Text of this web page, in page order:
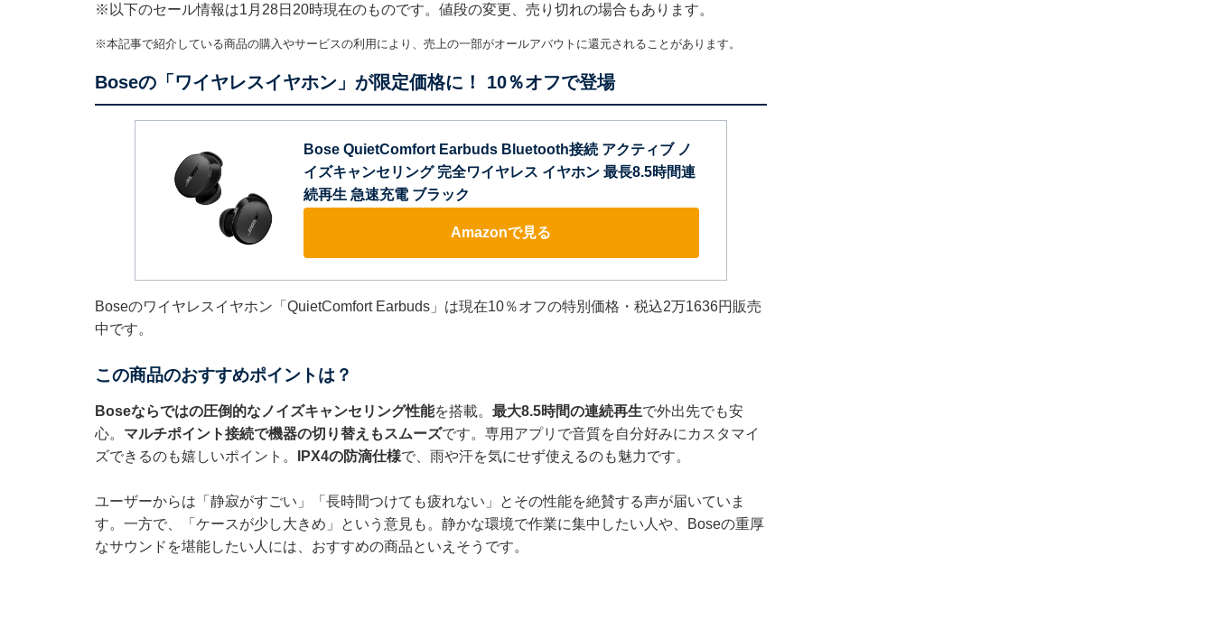
※以下のセール情報は1月28日20時現在のものです。値段の変更、売り切れの場合もあります。
※本記事で紹介している商品の購入やサービスの利用により、売上の一部がオールアバウトに還元されることがあります。
Boseの「ワイヤレスイヤホン」が限定価格に！ 10％オフで登場
Bose QuietComfort Earbuds Bluetooth接続 アクティブ ノ
イズキャンセリング 完全ワイヤレス イヤホン 最長8.5時間連
続再生 急速充電 ブラック
Amazonで見る
Boseのワイヤレスイヤホン「QuietComfort Earbuds」は現在10％オフの特別価格・税込2万1636円販売
中です。
この商品のおすすめポイントは？
Boseならではの圧倒的なノイズキャンセリング性能を搭載。 最大8.5時間の連続再生で外出先でも安
心。 マルチポイント接続で機器の切り替えもスムーズです。専用アプリで音質を自分好みにカスタマイ
ズできるのも嬉しいポイント。
IPX4の防滴仕様で、雨や汗を気にせず使えるのも魅力です。
ユーザーからは「静寂がすごい」「長時間つけても疲れない」とその性能を絶賛する声が届いていま
す。一方で、「ケースが少し大きめ」という意見も。静かな環境で作業に集中したい人や、Boseの重厚
なサウンドを堪能したい人には、おすすめの商品といえそうです。